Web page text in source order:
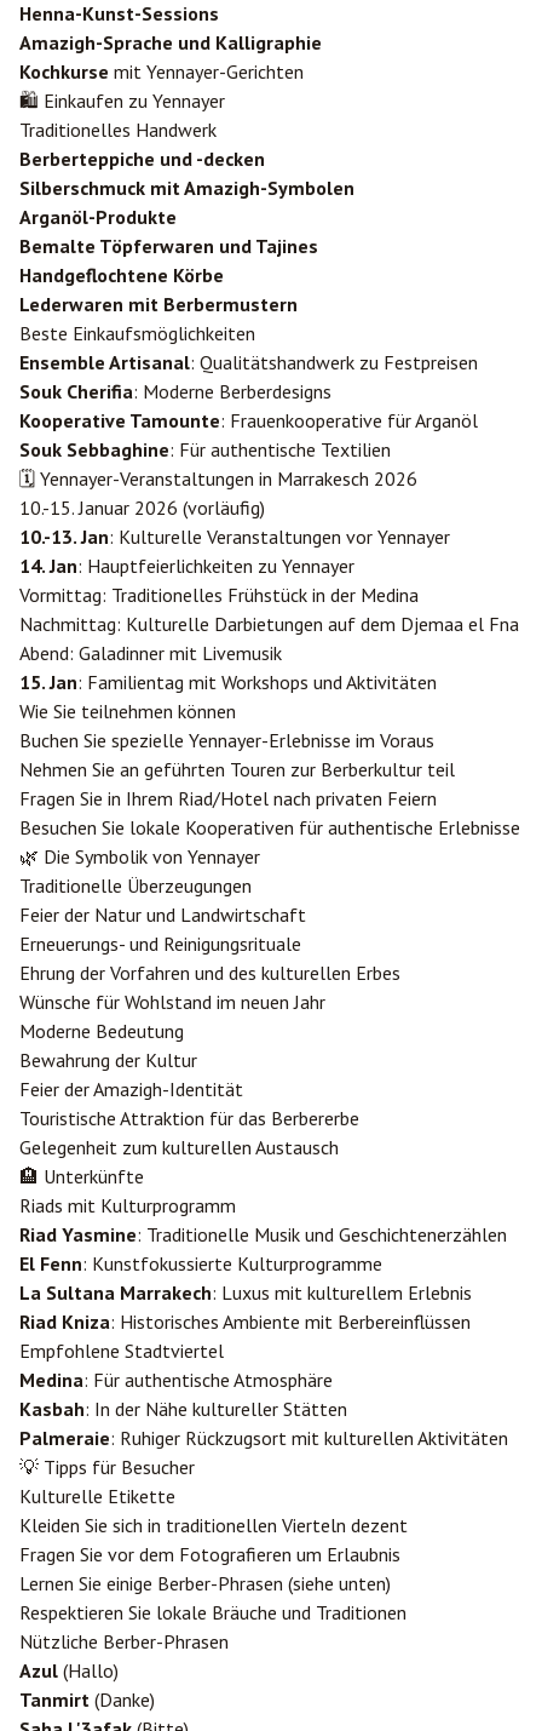
Henna-Kunst-Sessions
Amazigh-Sprache und Kalligraphie
Kochkurse mit Yennayer-Gerichten
🛍️ Einkaufen zu Yennayer
Traditionelles Handwerk
Berberteppiche und -decken
Silberschmuck mit Amazigh-Symbolen
Arganöl-Produkte
Bemalte Töpferwaren und Tajines
Handgeflochtene Körbe
Lederwaren mit Berbermustern
Beste Einkaufsmöglichkeiten
Ensemble Artisanal: Qualitätshandwerk zu Festpreisen
Souk Cherifia: Moderne Berberdesigns
Kooperative Tamounte: Frauenkooperative für Arganöl
Souk Sebbaghine: Für authentische Textilien
🗓️ Yennayer-Veranstaltungen in Marrakesch 2026
10.-15. Januar 2026 (vorläufig)
10.-13. Jan: Kulturelle Veranstaltungen vor Yennayer
14. Jan: Hauptfeierlichkeiten zu Yennayer
Vormittag: Traditionelles Frühstück in der Medina
Nachmittag: Kulturelle Darbietungen auf dem Djemaa el Fna
Abend: Galadinner mit Livemusik
15. Jan: Familientag mit Workshops und Aktivitäten
Wie Sie teilnehmen können
Buchen Sie spezielle Yennayer-Erlebnisse im Voraus
Nehmen Sie an geführten Touren zur Berberkultur teil
Fragen Sie in Ihrem Riad/Hotel nach privaten Feiern
Besuchen Sie lokale Kooperativen für authentische Erlebnisse
🌿 Die Symbolik von Yennayer
Traditionelle Überzeugungen
Feier der Natur und Landwirtschaft
Erneuerungs- und Reinigungsrituale
Ehrung der Vorfahren und des kulturellen Erbes
Wünsche für Wohlstand im neuen Jahr
Moderne Bedeutung
Bewahrung der Kultur
Feier der Amazigh-Identität
Touristische Attraktion für das Berbererbe
Gelegenheit zum kulturellen Austausch
🏨 Unterkünfte
Riads mit Kulturprogramm
Riad Yasmine: Traditionelle Musik und Geschichtenerzählen
El Fenn: Kunstfokussierte Kulturprogramme
La Sultana Marrakech: Luxus mit kulturellem Erlebnis
Riad Kniza: Historisches Ambiente mit Berbereinflüssen
Empfohlene Stadtviertel
Medina: Für authentische Atmosphäre
Kasbah: In der Nähe kultureller Stätten
Palmeraie: Ruhiger Rückzugsort mit kulturellen Aktivitäten
💡 Tipps für Besucher
Kulturelle Etikette
Kleiden Sie sich in traditionellen Vierteln dezent
Fragen Sie vor dem Fotografieren um Erlaubnis
Lernen Sie einige Berber-Phrasen (siehe unten)
Respektieren Sie lokale Bräuche und Traditionen
Nützliche Berber-Phrasen
Azul (Hallo)
Tanmirt (Danke)